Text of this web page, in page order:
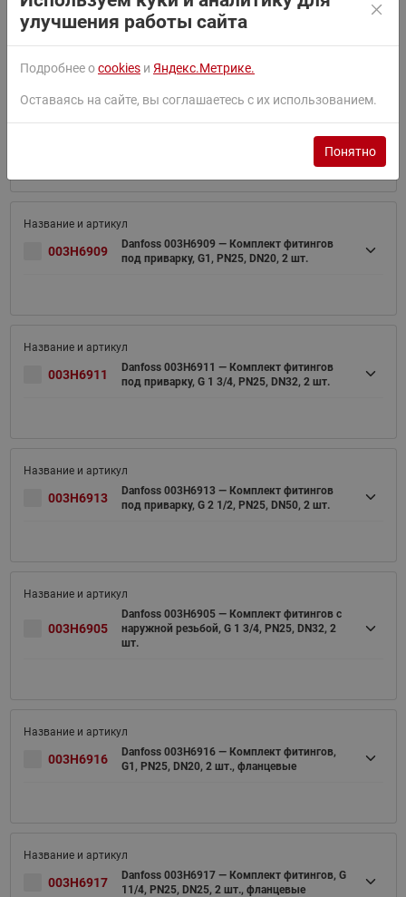
клапана DN20 (G1), латунь CW617N, 2 шт.
003H6908
Danfoss 003H6908 — Комплект фитингов
под приварку, G3/4, PN25, DN15, 2 шт.
003H6909
Danfoss 003H6909 — Комплект фитингов
под приварку, G1, PN25, DN20, 2 шт.
003H6911
Danfoss 003H6911 — Комплект фитингов
под приварку, G 1 3/4, PN25, DN32, 2 шт.
003H6913
Danfoss 003H6913 — Комплект фитингов
под приварку, G 2 1/2, PN25, DN50, 2 шт.
003H6905
Danfoss 003H6905 — Комплект фитингов с
наружной резьбой, G 1 3/4, PN25, DN32, 2
шт.
003H6916
Danfoss 003H6916 — Комплект фитингов,
G1, PN25, DN20, 2 шт., фланцевые
003H6917
Danfoss 003H6917 — Комплект фитингов, G
11/4, PN25, DN25, 2 шт., фланцевые
улучшения работы сайта
Подробнее оcookies и Яндекс.Метрике.
Оставаясь на сайте, вы соглашаетесь с их использованием.
Понятно